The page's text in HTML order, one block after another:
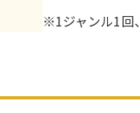
※1ジャンル1回